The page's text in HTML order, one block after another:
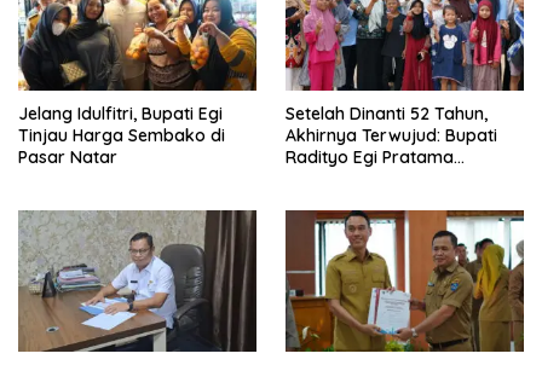
Jelang Idulfitri, Bupati Egi
Tinjau Harga Sembako di
Pasar Natar
Setelah Dinanti 52 Tahun,
Akhirnya Terwujud: Bupati
Radityo Egi Pratama